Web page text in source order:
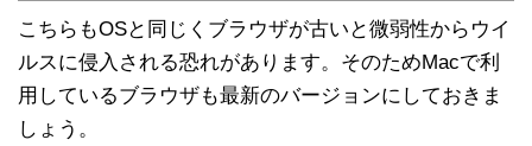
こちらもOSと同じくブラウザが古いと微弱性からウイ
ルスに侵入される恐れがあります。そのためMacで利
用しているブラウザも最新のバージョンにしておきま
しょう。